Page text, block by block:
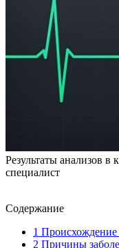
Результаты анализов
специалист
Содержание
1 Происхождение
2 Причины